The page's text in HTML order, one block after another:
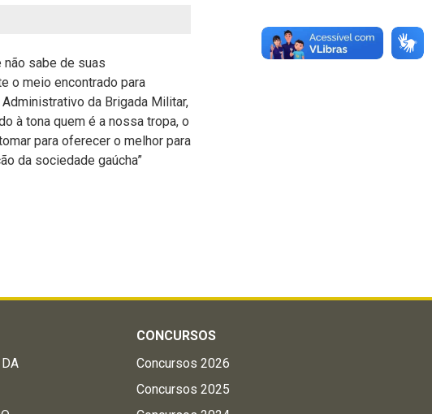
não sabe de suas
o meio encontrado para
da Brigada Militar,
à tona quem é a nossa tropa, o
para oferecer o melhor para
da sociedade gaúcha”
CONCURSOS
Concursos 2026
Concursos 2025